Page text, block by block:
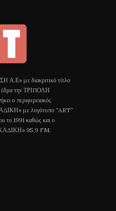
με διακριτικό τίτλο
την ΤΡΙΠΟΛΗ
ο περιφερειακός
με λογότυπο “ART”
το 1991 καθώς και ο
95,9 FM.